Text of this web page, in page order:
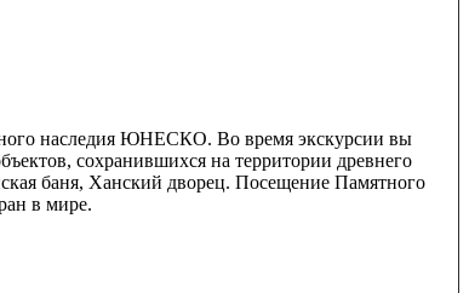
наследия ЮНЕСКО. Во время экскурсии вы
сохранившихся на территории древнего
баня, Ханский дворец. Посещение Памятного
в мире.